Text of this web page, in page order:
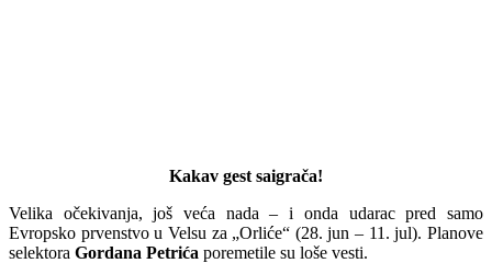
Kakav gest saigrača!
Velika očekivanja, još veća nada – i onda udarac pred samo
Evropsko prvenstvo u Velsu za „Orliće“ (28. jun – 11. jul). Planove
selektora Gordana Petrića poremetile su loše vesti.